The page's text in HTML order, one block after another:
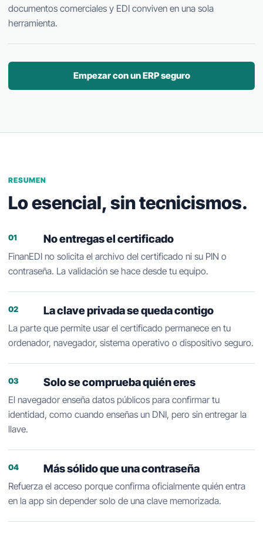
documentos comerciales y EDI conviven en una sola
herramienta.
Empezar con un ERP seguro
RESUMEN
Lo esencial, sin tecnicismos.
01 No entregas el certificado
FinanEDI no solicita el archivo del certificado ni su PIN o
contraseña. La validación se hace desde tu equipo.
02 La clave privada se queda contigo
La parte que permite usar el certificado permanece en tu
ordenador, navegador, sistema operativo o dispositivo seguro.
03 Solo se comprueba quién eres
El navegador enseña datos públicos para confirmar tu
identidad, como cuando enseñas un DNI, pero sin entregar la
llave.
04 Más sólido que una contraseña
Refuerza el acceso porque confirma oficialmente quién entra
en la app sin depender solo de una clave memorizada.